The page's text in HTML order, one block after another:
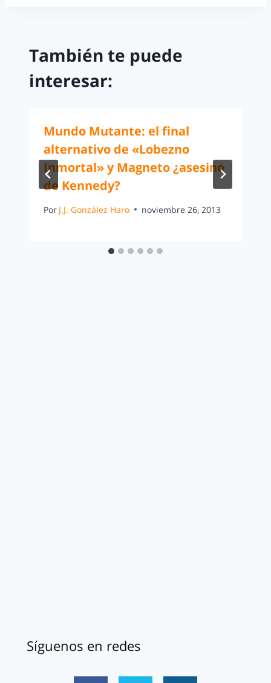
También te puede
interesar:
Mundo Mutante: el final
alternativo de «Lobezno
Inmortal» y Magneto ¿asesino
de Kennedy?
Por J.J. González Haro noviembre 26, 2013
Síguenos en redes